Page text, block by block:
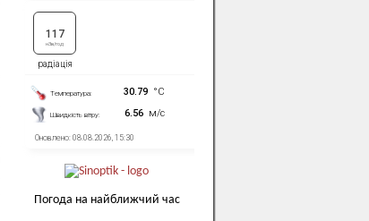
Погода на найближчий час